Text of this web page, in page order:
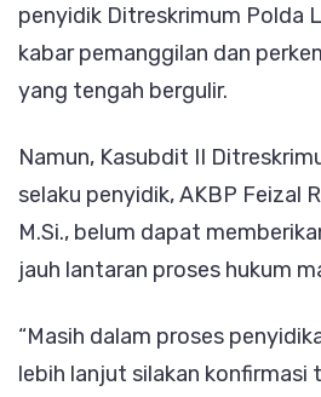
penyidik Ditreskrimum Polda
kabar pemanggilan dan
yang tengah bergulir.
Namun, Kasubdit II
selaku penyidik, AKBP Feizal
M.Si., belum dapat
jauh lantaran proses hukum
“Masih dalam proses
lebih lanjut silakan konfirmasi